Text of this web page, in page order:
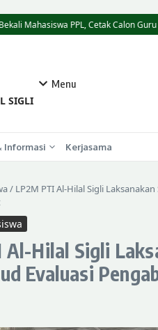
Mahasiswa PPL, Cetak Calon
SIGLI
Menu
Informasi Kerjasama
/ LP2M PTI Al-Hilal Sigli
Al-Hilal Sigli
Evaluasi